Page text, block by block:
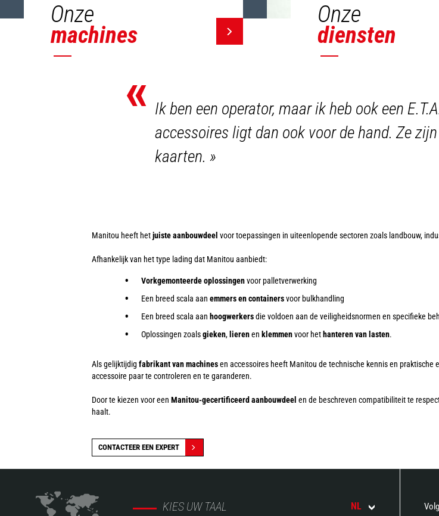
Onze
machines
Onze
diensten
« Ik ben een operator, maar ik heb ook een
accessoires ligt dan ook voor de hand. Ze
kaarten.»
Manitou heeft hetjuiste aanbouwdeel voor toepassingen in uiteenlopende sectoren zoals landbouw,
Afhankelijk van het type lading dat Manitou aanbiedt:
Vorkgemonteerde oplossingenvoor palletverwerking
Een breed scala aan emmers en containersvoor bulkhandling
Een breed scala aan hoogwerkersdie voldoen aan de veiligheidsnormen en specifieke
Oplossingen zoalsgieken, lieren en klemmenvoor het hanteren van lasten.
Als gelijktijdig fabrikant van machinesen accessoires heeft Manitou de technische kennis en praktische
accessoire paar te controleren en te garanderen.
Door te kiezen voor een Manitou-gecertificeerd aanbouwdeel en de beschreven compatibiliteit te
haalt.
CONTACTEER EEN EXPERT
KIES UW TAAL NL